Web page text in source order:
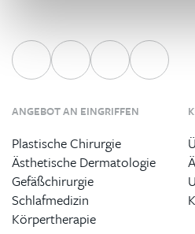
ANGEBOT AN EINGRIFFEN
Plastische Chirurgie
Ästhetische Dermatologie
Gefäßchirurgie
Schlafmedizin
Körpertherapie